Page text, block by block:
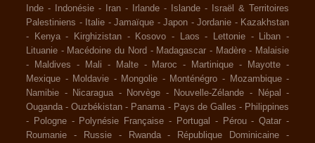
Inde - Indonésie - Iran - Irlande - Islande -
Israël & Territoires
Palestiniens - Italie - Jamaïque - Japon - Jordanie - Kazakhstan
-
Kenya - Kirghizistan - Kosovo - Laos - Lettonie - Liban -
Lituanie - Macédoine du Nord - Madagascar - Madère - Malaisie
-
Maldives - Mali - Malte - Maroc - Martinique - Mayotte -
Mexique - Moldavie - Mongolie - Monténégro - Mozambique -
Namibie - Nicaragua - Norvège - Nouvelle-Zélande - Népal
-
Ouganda -Ouzbékistan - Panama - Pays de Galles - Philippines
-
Pologne - Polynésie Française - Portugal - Pérou -Qatar -
Roumanie
- Russie - Rwanda - République Dominicaine
-